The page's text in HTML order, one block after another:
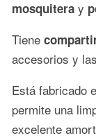
mosquitera y
Tiene
accesorios y
Está fabricado
permite una
excelente